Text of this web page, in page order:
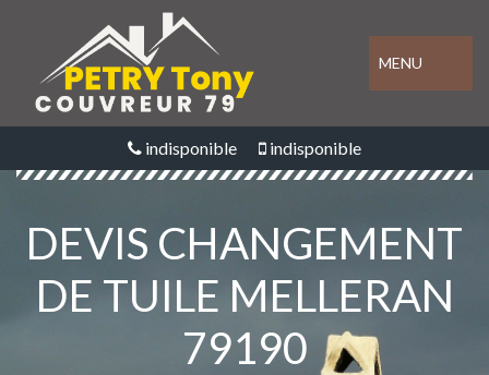
MENU
indisponible indisponible
DEVIS CHANGEMENT
DE TUILE MELLERAN
79190